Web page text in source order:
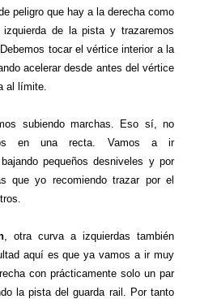
peligro que hay a la derecha como
de la pista y trazaremos
tocar el vértice interior a la
acelerar desde antes del vértice
al límite.
subiendo marchas. Eso sí, no
en una recta. Vamos a ir
pequeños desniveles y por
que yo recomiendo trazar por el
, otra curva a izquierdas también
aquí es que ya vamos a ir muy
con prácticamente solo un par
la pista del guarda rail. Por tanto